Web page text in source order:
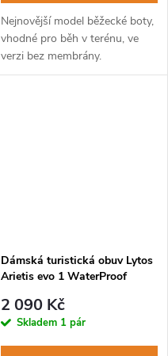
Nejnovější model běžecké boty,
vhodné pro běh v terénu, ve
verzi bez membrány.
Dámská turistická obuv Lytos
Arietis evo 1 WaterProof
2 090 Kč
Skladem 1 pár